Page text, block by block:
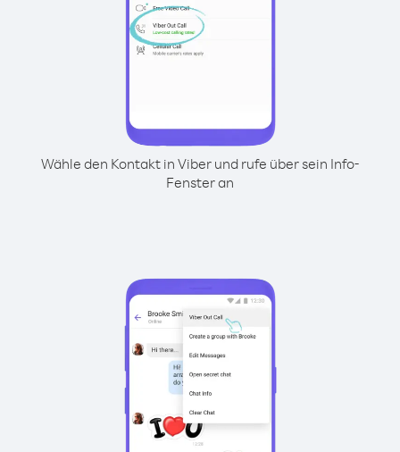
Wähle den Kontakt in Viber und rufe über sein Info-
Fenster an